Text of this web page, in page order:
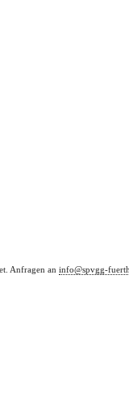
Anfragen an info@spvgg-